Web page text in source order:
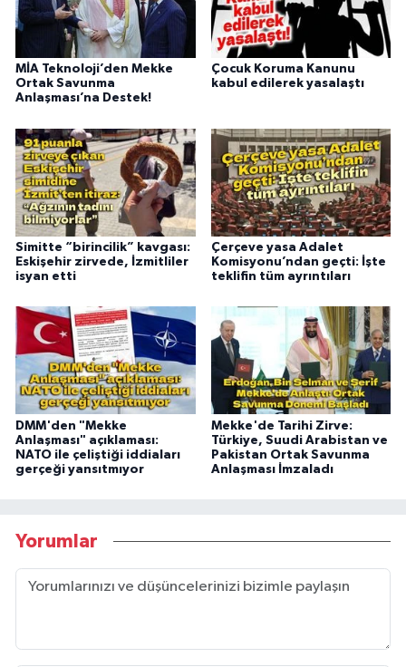
MİA Teknoloji’den Mekke
Ortak Savunma
Anlaşması’na Destek!
Çocuk Koruma Kanunu
kabul edilerek yasalaştı
Simitte “birincilik” kavgası:
Eskişehir zirvede, İzmitliler
isyan etti
Çerçeve yasa Adalet
Komisyonu’ndan geçti: İşte
teklifin tüm ayrıntıları
DMM'den "Mekke
Anlaşması" açıklaması:
NATO ile çeliştiği iddiaları
gerçeği yansıtmıyor
Mekke'de Tarihi Zirve:
Türkiye, Suudi Arabistan ve
Pakistan Ortak Savunma
Anlaşması İmzaladı
Yorumlar